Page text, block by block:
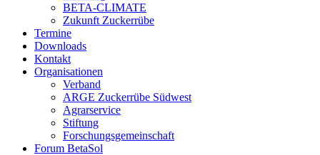
BETA-CLIMATE
Zukunft Zuckerrübe
Termine
Downloads
Kontakt
Organisationen
Verband
ARGE Zuckerrübe Südwest
Agrarservice
Stiftung
Forschungsgemeinschaft
Forum BetaSol